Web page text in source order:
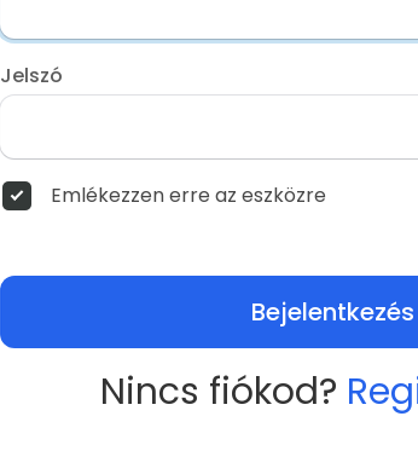
Jelszó
Emlékezzen erre az eszközre
Bejelentkezés
Nincs fiókod?